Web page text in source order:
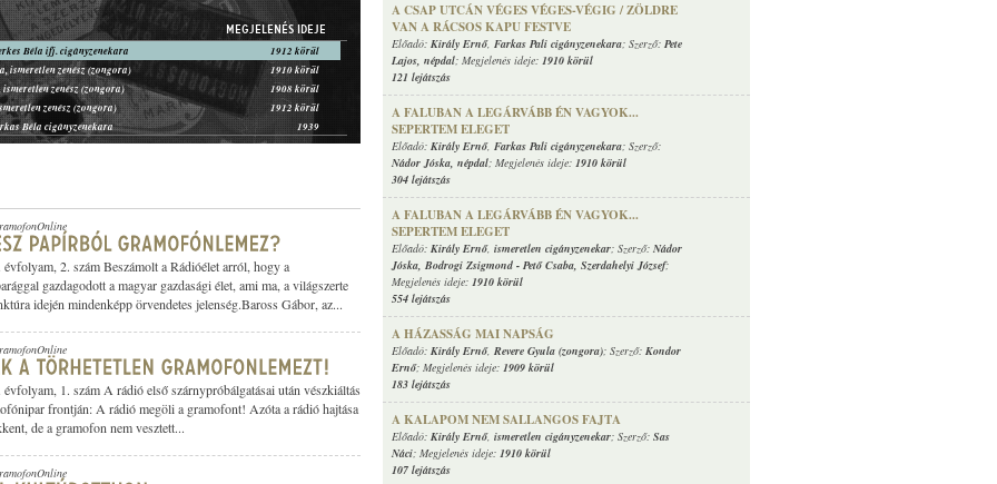
A CSAP UTCÁN VÉGES VÉGES-VÉGIG / ZÖLDRE
VAN A RÁCSOS KAPU FESTVE
Előadó: Király Ernő, Farkas Pali cigányzenekara; Szerző: Pete
Lajos, népdal; Megjelenés ideje: 1910 körül
121 lejátszás
A FALUBAN A LEGÁRVÁBB ÉN VAGYOK...
SEPERTEM ELEGET
Előadó: Király Ernő, Farkas Pali cigányzenekara; Szerző:
Nádor Jóska, népdal; Megjelenés ideje: 1910 körül
304 lejátszás
A FALUBAN A LEGÁRVÁBB ÉN VAGYOK...
SEPERTEM ELEGET
Előadó: Király Ernő, ismeretlen cigányzenekar; Szerző: Nádor
Jóska, Bodrogi Zsigmond - Pető Csaba, Szerdahelyi József;
Megjelenés ideje: 1910 körül
554 lejátszás
A HÁZASSÁG MAI NAPSÁG
Előadó: Király Ernő, Revere Gyula (zongora); Szerző: Kondor
Ernő; Megjelenés ideje: 1909 körül
183 lejátszás
A KALAPOM NEM SALLANGOS FAJTA
Előadó: Király Ernő, ismeretlen cigányzenekar; Szerző: Sas
Náci; Megjelenés ideje: 1910 körül
107 lejátszás
MEGJELENÉS IDEJE
Béla ifj. cigányzenekara
1912 körül
ismeretlen zenész (zongora)
1910 körül
zenész (zongora)
1908 körül
zenész (zongora)
1912 körül
Béla cigányzenekara
1939
Göndör Aurél és társulata, ismeretlen cigányzenekar
1909 körül
cigányzenekar
1911 körül
cigányzenekar
1910 körül
ismeretlen zenész (zongora)
1908 körül
Orchester
1910 körül
Béla cigányzenekara
1943
1910 körül
Bura Sándor cigányzenekara
1932
Magyar tamburica zenekar 1914 körül
2. szám Beszámolt a Rádióélet arról, hogy a
gazdagodott a magyar gazdasági élet, ami ma, a világszerte
idején mindenképp örvendetes jelenség.Baross Gábor, az...
1. szám A rádió első szárnypróbálgatásai után vészkiáltás
frontján: A rádió megöli a gramofont! Azóta a rádió hajtása
de a gramofon nem vesztett...